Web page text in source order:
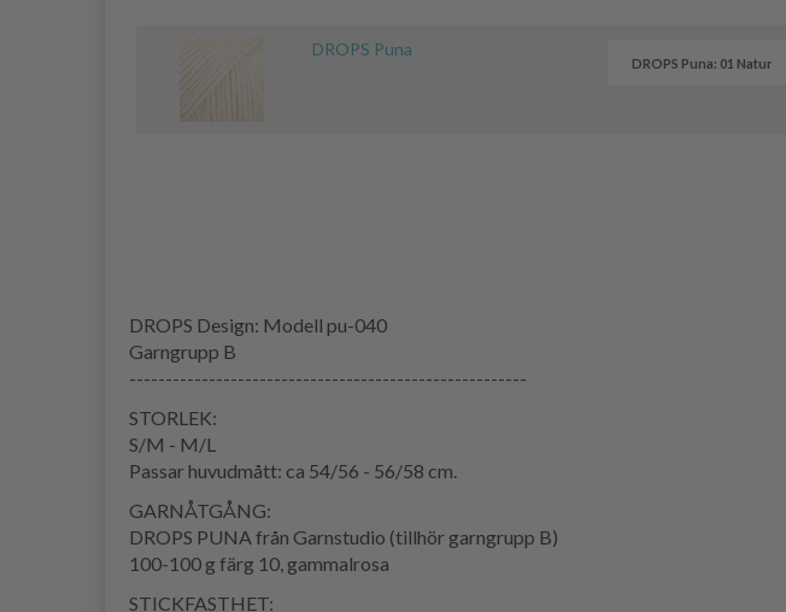
DROPS Puna
DROPS Design: Modell pu-040
Garngrupp B
-------------------------------------------------------
STORLEK:
S/M - M/L
Passar huvudmått: ca 54/56 - 56/58 cm.
GARNÅTGÅNG:
DROPS PUNA från Garnstudio (tillhör garngrupp B)
100-100 g färg 10, gammalrosa
STICKFASTHET: